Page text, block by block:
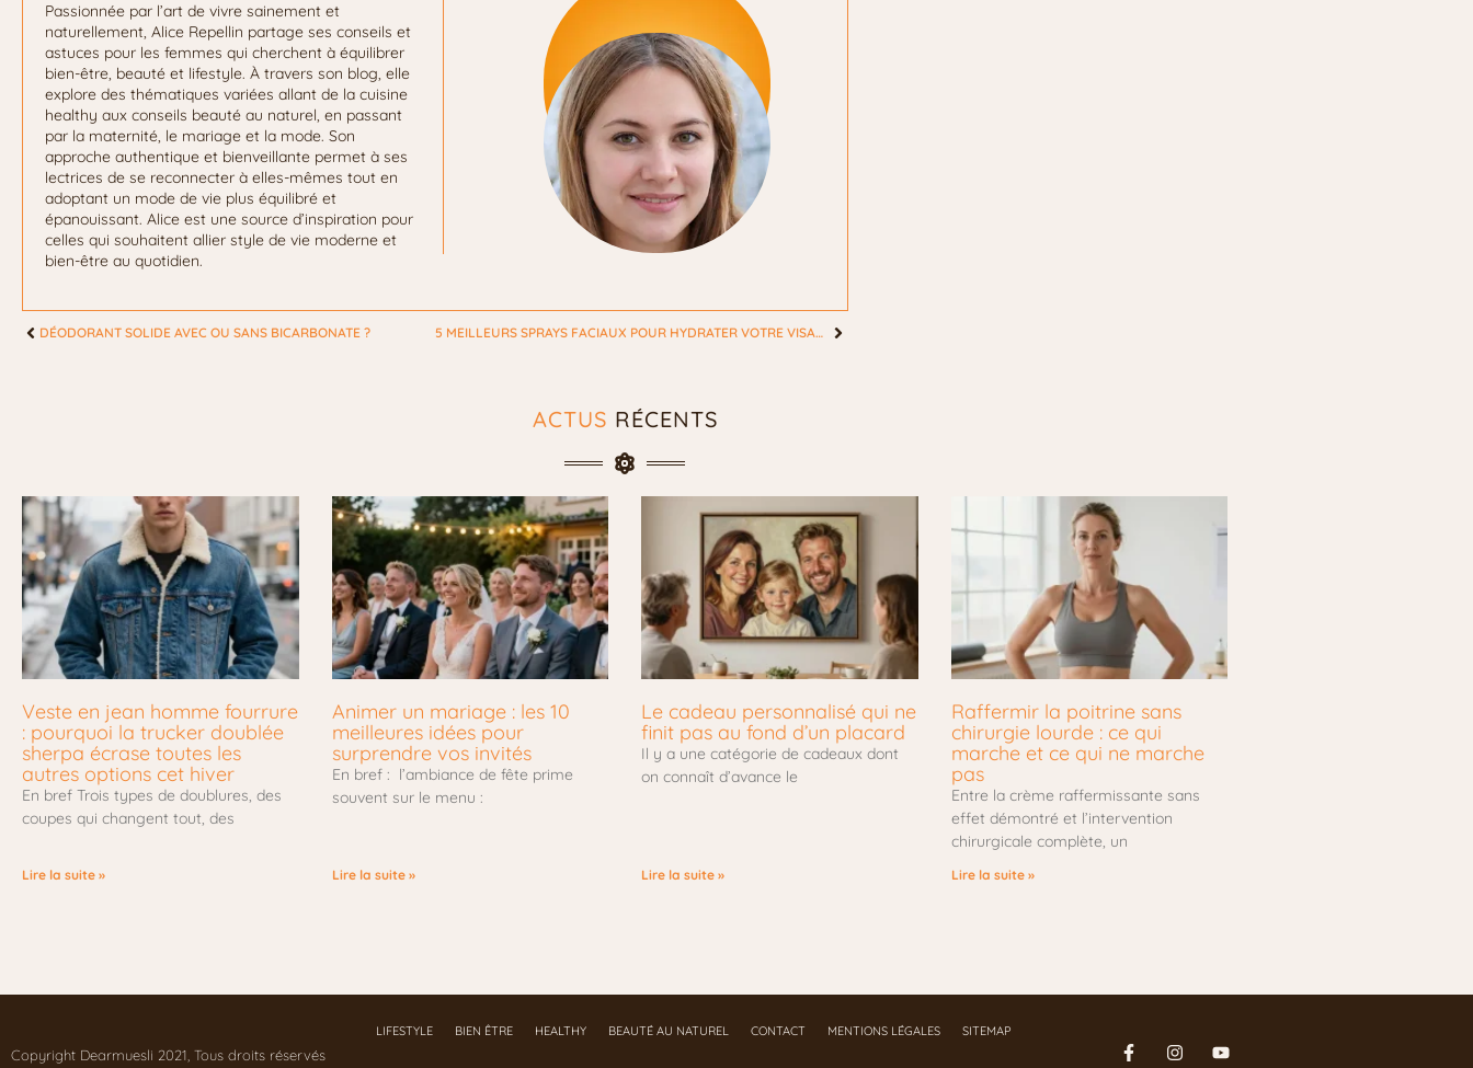
Passionnée par l’art de vivre sainement et
naturellement, Alice Repellin partage ses conseils et
astuces pour les femmes qui cherchent à équilibrer
bien-être, beauté et lifestyle. À travers son blog, elle
explore des thématiques variées allant de la cuisine
healthy aux conseils beauté au naturel, en passant
par la maternité, le mariage et la mode. Son
approche authentique et bienveillante permet à ses
lectrices de se reconnecter à elles-mêmes tout en
adoptant un mode de vie plus équilibré et
épanouissant. Alice est une source d’inspiration pour
celles qui souhaitent allier style de vie moderne et
bien-être au quotidien.
DÉODORANT SOLIDE AVEC OU SANS BICARBONATE ? 5 MEILLEURS SPRAYS FACIAUX POUR HYDRATER VOTRE VISAGE
ACTUS RÉCENTS
Veste en jean homme fourrure
: pourquoi la trucker doublée
sherpa écrase toutes les
autres options cet hiver
En bref Trois types de doublures, des
coupes qui changent tout, des
Lire la suite »
Animer un mariage : les 10
meilleures idées pour
surprendre vos invités
En bref : l’ambiance de fête prime
souvent sur le menu :
Lire la suite »
Le cadeau personnalisé qui ne
finit pas au fond d’un placard
Il y a une catégorie de cadeaux dont
on connaît d’avance le
Lire la suite »
Raffermir la poitrine sans
chirurgie lourde : ce qui
marche et ce qui ne marche
pas
Entre la crème raffermissante sans
effet démontré et l’intervention
chirurgicale complète, un
Lire la suite »
Copyright Dearmuesli 2021, Tous droits réservés
LIFESTYLE BIEN ÊTRE HEALTHY BEAUTÉ AU NATUREL CONTACT MENTIONS LÉGALES SITEMAP